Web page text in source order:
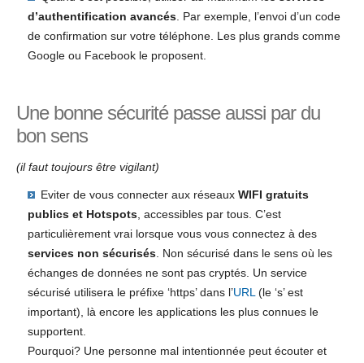
d’authentification avancés. Par exemple, l’envoi d’un code
de confirmation sur votre téléphone. Les plus grands comme
Google ou Facebook le proposent.
Une bonne sécurité passe aussi par du
bon sens
(il faut toujours être vigilant)
Eviter de vous connecter aux réseaux WIFI gratuits
publics et Hotspots, accessibles par tous. C’est
particulièrement vrai lorsque vous vous connectez à des
services non sécurisés. Non sécurisé dans le sens où les
échanges de données ne sont pas cryptés. Un service
sécurisé utilisera le préfixe ‘https’ dans l’URL (le ‘s’ est
important), là encore les applications les plus connues le
supportent.
Pourquoi? Une personne mal intentionnée peut écouter et